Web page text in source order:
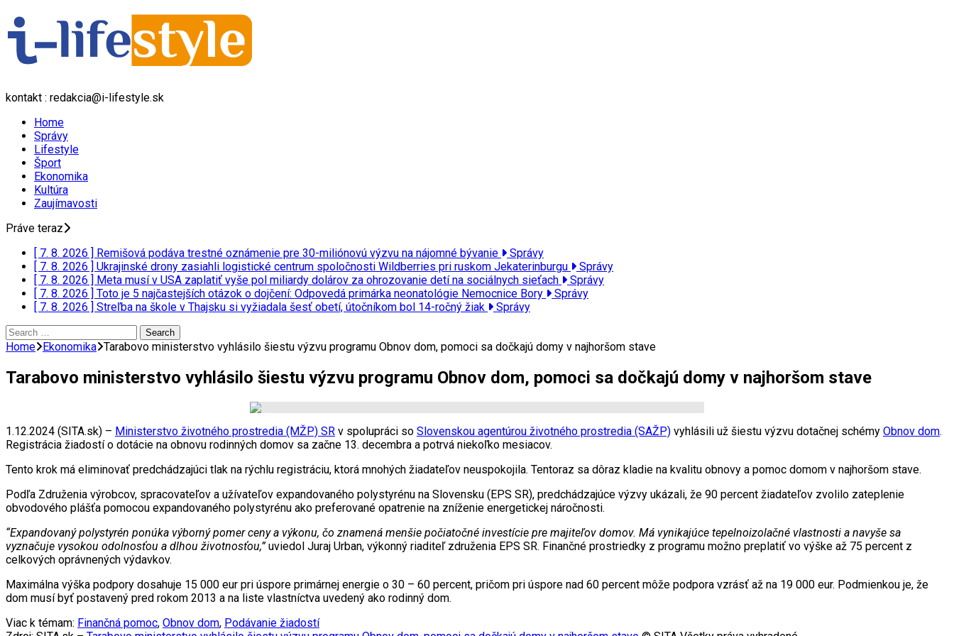
kontakt : redakcia@i-lifestyle.sk
Home
Správy
Lifestyle
Šport
Ekonomika
Kultúra
Zaujímavosti
Práve teraz
[ 7. 8. 2026 ] Remišová podáva trestné oznámenie pre 30-miliónovú výzvu na nájomné bývanie
Správy
[ 7. 8. 2026 ] Ukrajinské drony zasiahli logistické centrum spoločnosti Wildberries pri ruskom Jekaterinburgu
Správy
[ 7. 8. 2026 ] Meta musí v USA zaplatiť vyše pol miliardy dolárov za ohrozovanie detí na sociálnych sieťach
Správy
[ 7. 8. 2026 ] Toto je 5 najčastejších otázok o dojčení: Odpovedá primárka neonatológie Nemocnice Bory
Správy
[ 7. 8. 2026 ] Streľba na škole v Thajsku si vyžiadala šesť obetí, útočníkom bol 14-ročný žiak
Správy
Search
for:
Home Ekonomika Tarabovo ministerstvo vyhlásilo šiestu výzvu programu Obnov dom, pomoci sa dočkajú domy v najhoršom stave
Tarabovo ministerstvo vyhlásilo šiestu výzvu programu Obnov dom, pomoci sa dočkajú domy v najhoršom stave
1.12.2024 (SITA.sk) – Ministerstvo životného prostredia (MŽP) SR v spolupráci so Slovenskou agentúrou životného prostredia (SAŽP) vyhlásili už šiestu výzvu dotačnej schémy Obnov dom.
Registrácia žiadostí o dotácie na obnovu rodinných domov sa začne 13. decembra a potrvá niekoľko mesiacov.
Tento krok má eliminovať predchádzajúci tlak na rýchlu registráciu, ktorá mnohých žiadateľov neuspokojila. Tentoraz sa dôraz kladie na kvalitu obnovy a pomoc domom v najhoršom stave.
Podľa Združenia výrobcov, spracovateľov a užívateľov expandovaného polystyrénu na Slovensku (EPS SR), predchádzajúce výzvy ukázali, že 90 percent žiadateľov zvolilo zateplenie
obvodového plášťa pomocou expandovaného polystyrénu ako preferované opatrenie na zníženie energetickej náročnosti.
“Expandovaný polystyrén ponúka výborný pomer ceny a výkonu, čo znamená menšie počiatočné investície pre majiteľov domov. Má vynikajúce tepelnoizolačné vlastnosti a navyše sa
vyznačuje vysokou odolnosťou a dlhou životnosťou,”uviedol Juraj Urban, výkonný riaditeľ združenia EPS SR. Finančné prostriedky z programu možno preplatiť vo výške až 75 percent z
celkových oprávnených výdavkov.
Maximálna výška podpory dosahuje 15 000 eur pri úspore primárnej energie o 30 – 60 percent, pričom pri úspore nad 60 percent môže podpora vzrásť až na 19 000 eur. Podmienkou je, že
dom musí byť postavený pred rokom 2013 a na liste vlastníctva uvedený ako rodinný dom.
Viac k témam: Finančná pomoc, Obnov dom, Podávanie žiadostí